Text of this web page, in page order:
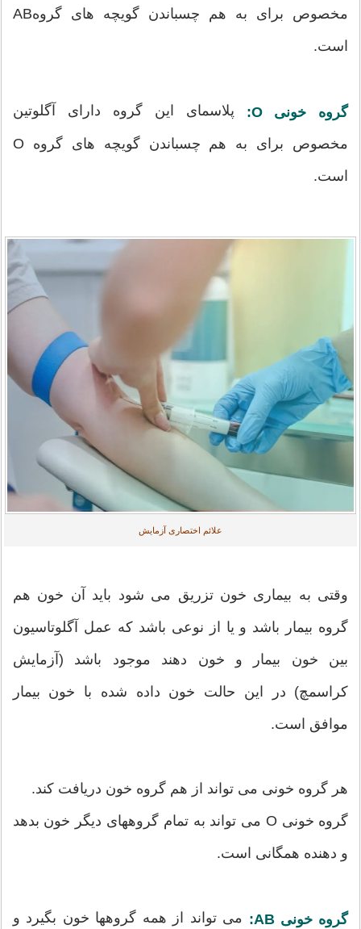
مخصوص برای به هم چسباندن گویچه های گروهAB
است.
گروه خونی O: پلاسمای این گروه دارای آگلوتین
مخصوص برای به هم چسباندن گویچه های گروه O
است.
علائم اختصاری آزمایش
وقتی به بیماری خون تزریق می شود باید آن خون هم
گروه بیمار باشد و یا از نوعی باشد که عمل آگلوتاسیون
بین خون بیمار و خون دهند موجود باشد (آزمایش
کراسمچ) در این حالت خون داده شده با خون بیمار
موافق است.
هر گروه خونی می تواند از هم گروه خون دریافت کند.
گروه خونی O می تواند به تمام گروههای دیگر خون بدهد
و دهنده همگانی است.
گروه خونی AB: می تواند از همه گروهها خون بگیرد و